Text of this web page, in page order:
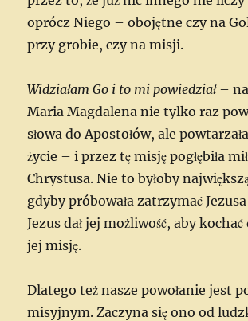
oprócz Niego – obojętne czy na
przy grobie, czy na misji.
Widziałam Go i to mi powiedział –
Maria Magdalena nie tylko raz
słowa do Apostołów, ale
życie – i przez tę misję pogłębiła
Chrystusa. Nie to byłoby
gdyby próbowała zatrzymać Jezusa
Jezus dał jej możliwość, aby kochać
jej misję.
Dlatego też nasze powołanie jest
misyjnym. Zaczyna się ono od